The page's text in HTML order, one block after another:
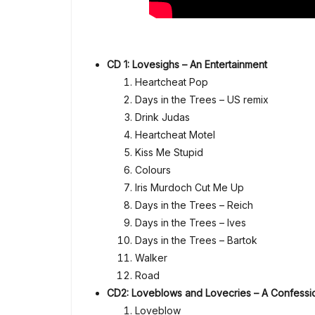
CD 1: Lovesighs – An Entertainment
Heartcheat Pop
Days in the Trees – US remix
Drink Judas
Heartcheat Motel
Kiss Me Stupid
Colours
Iris Murdoch Cut Me Up
Days in the Trees – Reich
Days in the Trees – Ives
Days in the Trees – Bartok
Walker
Road
CD2: Loveblows and Lovecries – A
Loveblow